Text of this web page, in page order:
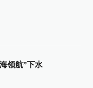
领航”下水